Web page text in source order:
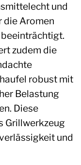
und
die Aromen
zudem die
robust mit
Belastung
Diese
Grillwerkzeug
und